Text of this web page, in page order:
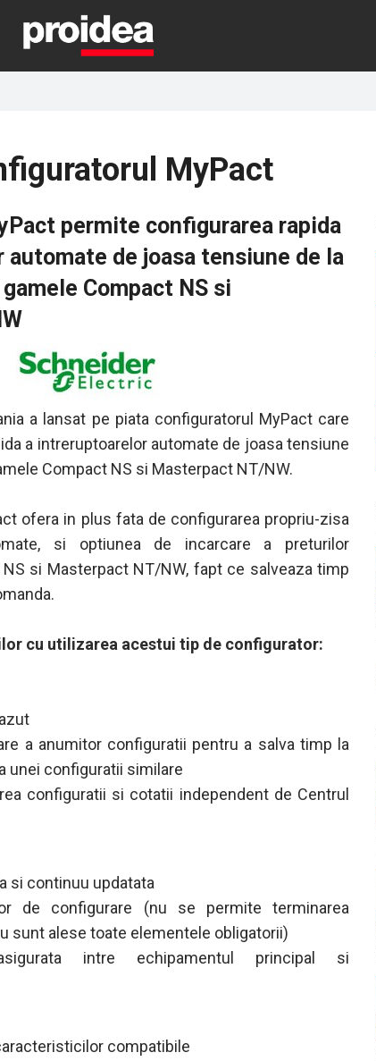
MyPact
permite configurarea rapida
de joasa tensiune de la
Compact NS si
a lansat pe piata configuratorul MyPact care
a intreruptoarelor automate de joasa tensiune
Compact NS si Masterpact NT/NW.
ofera in plus fata de configurarea propriu-zisa
si optiunea de incarcare a preturilor
si Masterpact NT/NW, fapt ce salveaza timp
cu utilizarea acestui tip de configurator:
a anumitor configuratii pentru a salva timp la
unei configuratii similare
configuratii si cotatii independent de Centrul
si continuu updatata
de configurare (nu se permite terminarea
sunt alese toate elementele obligatorii)
intre echipamentul principal si
compatibile